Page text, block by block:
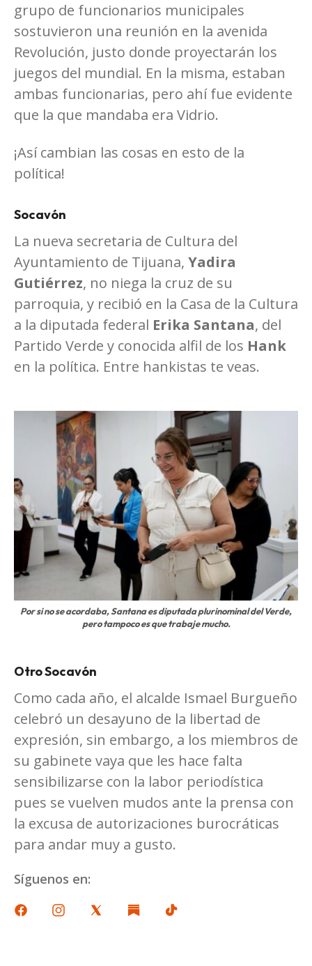
grupo de funcionarios municipales
sostuvieron una reunión en la avenida
Revolución, justo donde proyectarán los
juegos del mundial. En la misma, estaban
ambas funcionarias, pero ahí fue evidente
que la que mandaba era Vidrio.
¡Así cambian las cosas en esto de la
política!
Socavón
La nueva secretaria de Cultura del
Ayuntamiento de Tijuana, Yadira
Gutiérrez, no niega la cruz de su
parroquia, y recibió en la Casa de la Cultura
a la diputada federal Erika Santana, del
Partido Verde y conocida alfil de los Hank
en la política. Entre hankistas te veas.
Por si no se acordaba, Santana es diputada plurinominal del Verde,
pero tampoco es que trabaje mucho.
Otro Socavón
Como cada año, el alcalde Ismael Burgueño
celebró un desayuno de la libertad de
expresión, sin embargo, a los miembros de
su gabinete vaya que les hace falta
sensibilizarse con la labor periodística
pues se vuelven mudos ante la prensa con
la excusa de autorizaciones burocráticas
para andar muy a gusto.
Síguenos en: